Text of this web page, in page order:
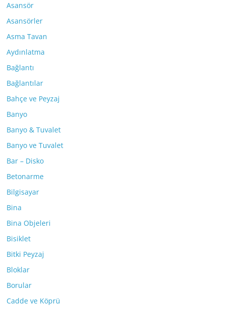
Asansör
Asansörler
Asma Tavan
Aydınlatma
Bağlantı
Bağlantılar
Bahçe ve Peyzaj
Banyo
Banyo & Tuvalet
Banyo ve Tuvalet
Bar – Disko
Betonarme
Bilgisayar
Bina
Bina Objeleri
Bisiklet
Bitki Peyzaj
Bloklar
Borular
Cadde ve Köprü